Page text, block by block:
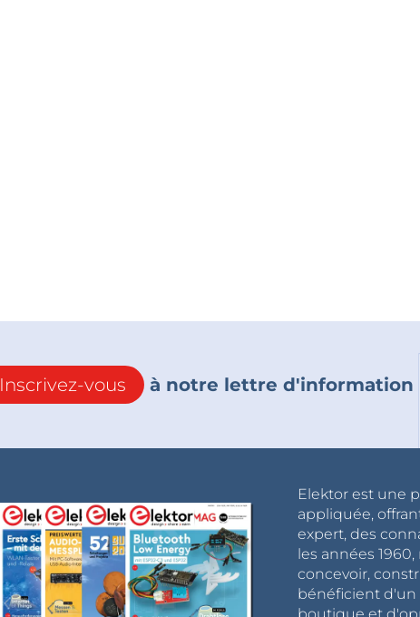
Inscrivez-vous à notre lettre d'information
Elektor est une
appliquée,
expert, des
les années
concevoir,
bénéficient d'un